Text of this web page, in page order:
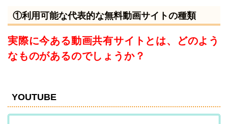
①利用可能な代表的な無料動画サイトの種類
実際に今ある動画共有サイトとは、どのよう
なものがあるのでしょうか？
YOUTUBE